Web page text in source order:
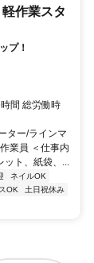
作業スタ
プ！
間 総労働時
ター/ラインマ
業員 ＜仕事内
ット、紙袋、...
ネイルOK
OK
土日祝休み